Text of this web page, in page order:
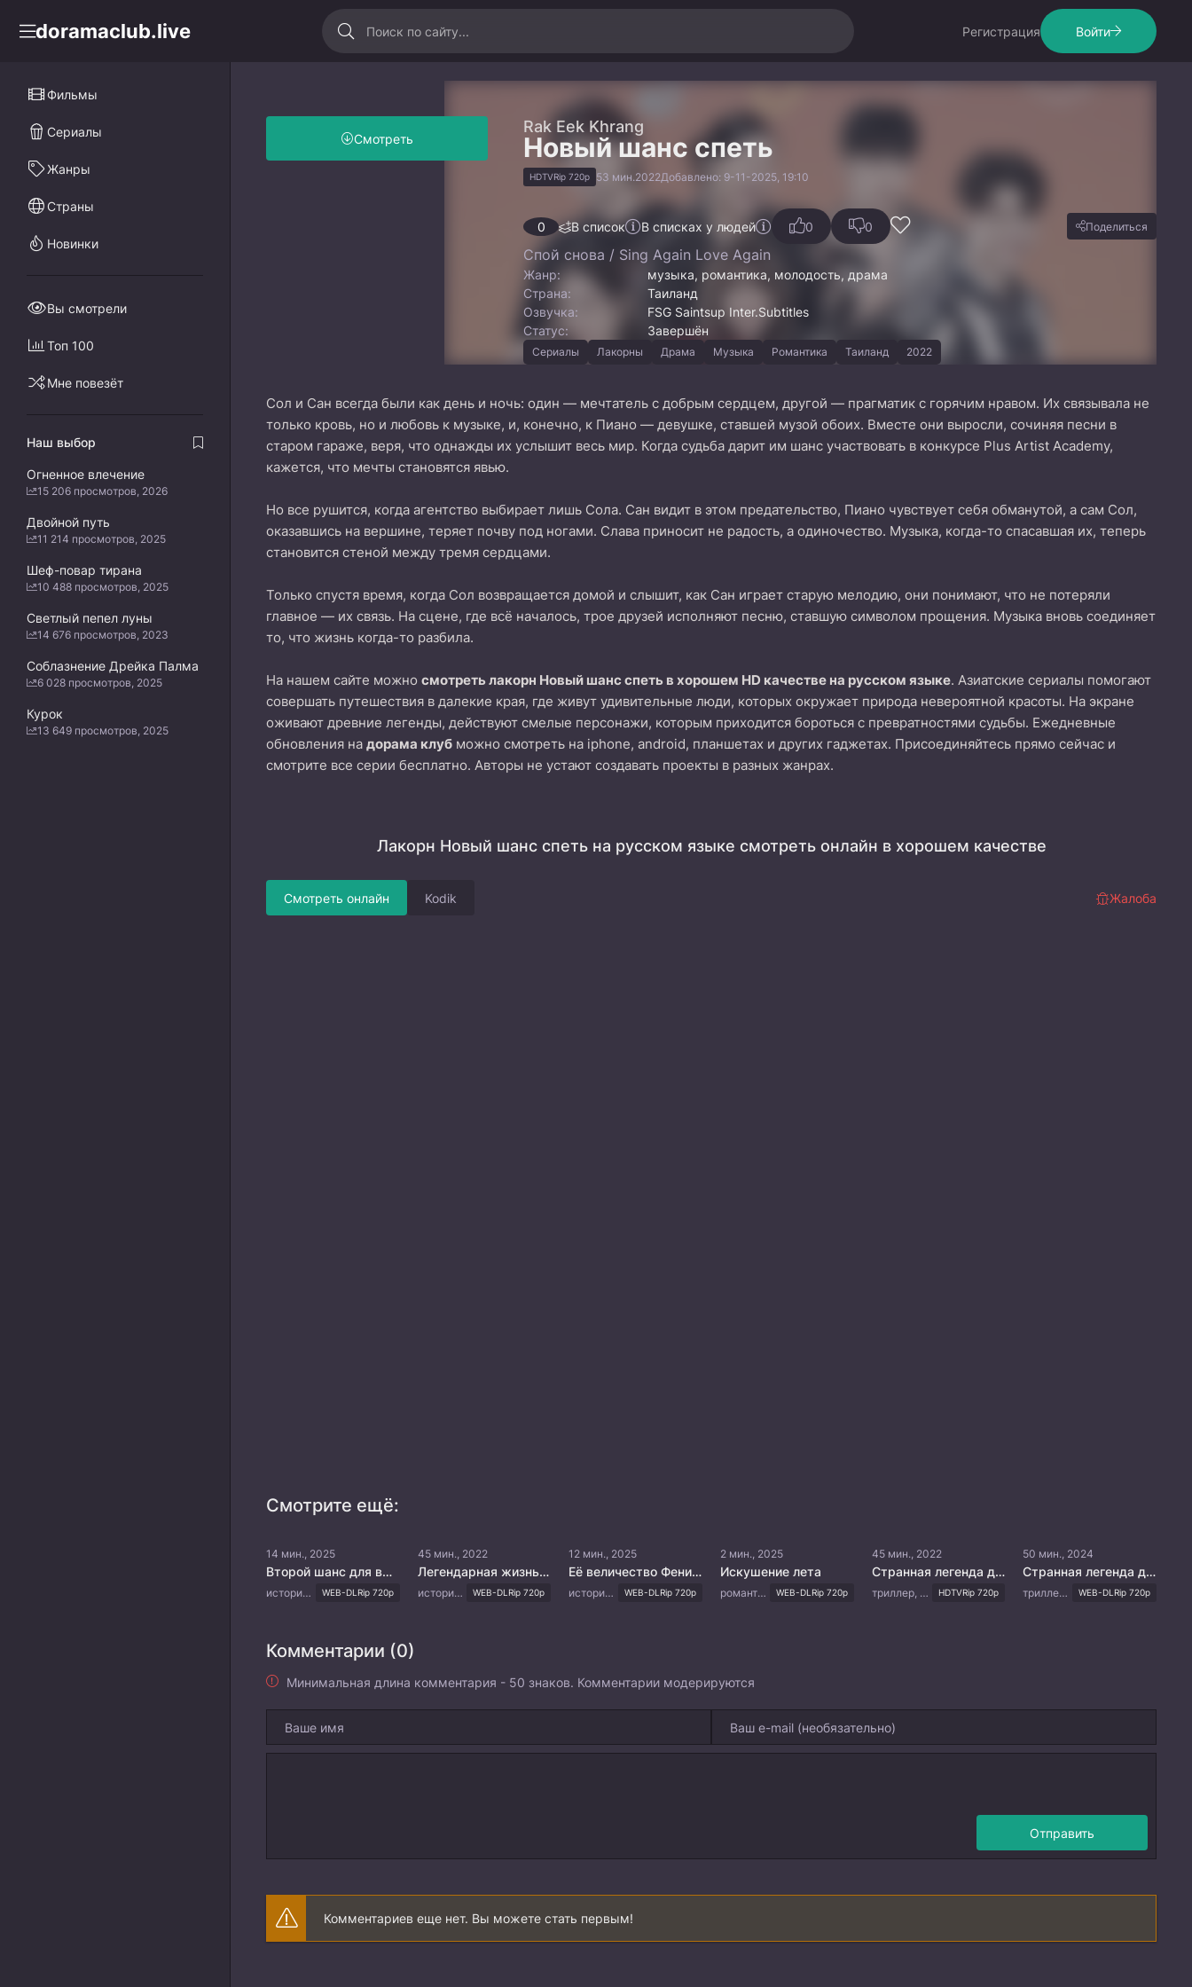
doramaclub.live Регистрация Войти
Rak Eek Khrang
Новый шанс спеть
HDTVRip 720p 53 мин.2022Добавлено: 9-11-2025, 19:10
Смотреть
0 В список В списках у людей 0 0 Поделиться
Спой снова / Sing Again Love Again
Жанр:
музыка, романтика, молодость, драма
Страна:
Таиланд
Озвучка:
FSG Saintsup Inter.Subtitles
Статус:
Завершён
Сериалы Лакорны Драма Музыка Романтика Таиланд 2022
Сол и Сан всегда были как день и ночь: один — мечтатель с добрым сердцем, другой — прагматик с горячим нравом. Их связывала не
только кровь, но и любовь к музыке, и, конечно, к Пиано — девушке, ставшей музой обоих. Вместе они выросли, сочиняя песни в
старом гараже, веря, что однажды их услышит весь мир. Когда судьба дарит им шанс участвовать в конкурсе Plus Artist Academy,
кажется, что мечты становятся явью.
Но все рушится, когда агентство выбирает лишь Сола. Сан видит в этом предательство, Пиано чувствует себя обманутой, а сам Сол,
оказавшись на вершине, теряет почву под ногами. Слава приносит не радость, а одиночество. Музыка, когда-то спасавшая их, теперь
становится стеной между тремя сердцами.
Только спустя время, когда Сол возвращается домой и слышит, как Сан играет старую мелодию, они понимают, что не потеряли
главное — их связь. На сцене, где всё началось, трое друзей исполняют песню, ставшую символом прощения. Музыка вновь соединяет
то, что жизнь когда-то разбила.
На нашем сайте можно смотреть лакорн Новый шанс спеть в хорошем HD качестве на русском языке. Азиатские сериалы помогают
совершать путешествия в далекие края, где живут удивительные люди, которых окружает природа невероятной красоты. На экране
оживают древние легенды, действуют смелые персонажи, которым приходится бороться с превратностями судьбы. Ежедневные
обновления на дорама клуб можно смотреть на iphone, android, планшетах и других гаджетах. Присоединяйтесь прямо сейчас и
смотрите все серии бесплатно. Авторы не устают создавать проекты в разных жанрах.
Лакорн Новый шанс спеть на русском языке смотреть онлайн в хорошем качестве
Смотреть онлайн Kodik Жалоба
Смотрите ещё:
14 мин., 2025
Второй шанс для вдовствующей императрицы
история, романтика, фэнтези WEB-DLRip 720p
45 мин., 2022
Легендарная жизнь императрицы Лау
история, комедия, романтика WEB-DLRip 720p
12 мин., 2025
Её величество Феникс
история, романтика WEB-DLRip 720p
2 мин., 2025
Искушение лета
романтика WEB-DLRip 720p
45 мин., 2022
Странная легенда династии Тан
триллер, мистика, восточные единоборства, фэнтези HDTVRip 720p
50 мин., 2024
Странная легенда династии Тан 2
триллер, мистика, ужасы, восточные единоборства WEB-DLRip 720p
Комментарии (0)
Минимальная длина комментария - 50 знаков. Комментарии модерируются
Отправить
Комментариев еще нет. Вы можете стать первым!
Фильмы
Сериалы
Жанры
Страны
Новинки
Вы смотрели
Топ 100
Мне повезёт
Наш выбор
Огненное влечение
15 206 просмотров, 2026
Двойной путь
11 214 просмотров, 2025
Шеф-повар тирана
10 488 просмотров, 2025
Светлый пепел луны
14 676 просмотров, 2023
Соблазнение Дрейка Палма
6 028 просмотров, 2025
Курок
13 649 просмотров, 2025